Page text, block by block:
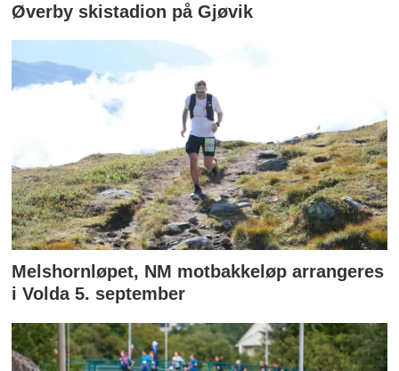
Øverby skistadion på Gjøvik
Melshornløpet, NM motbakkeløp arrangeres
i Volda 5. september